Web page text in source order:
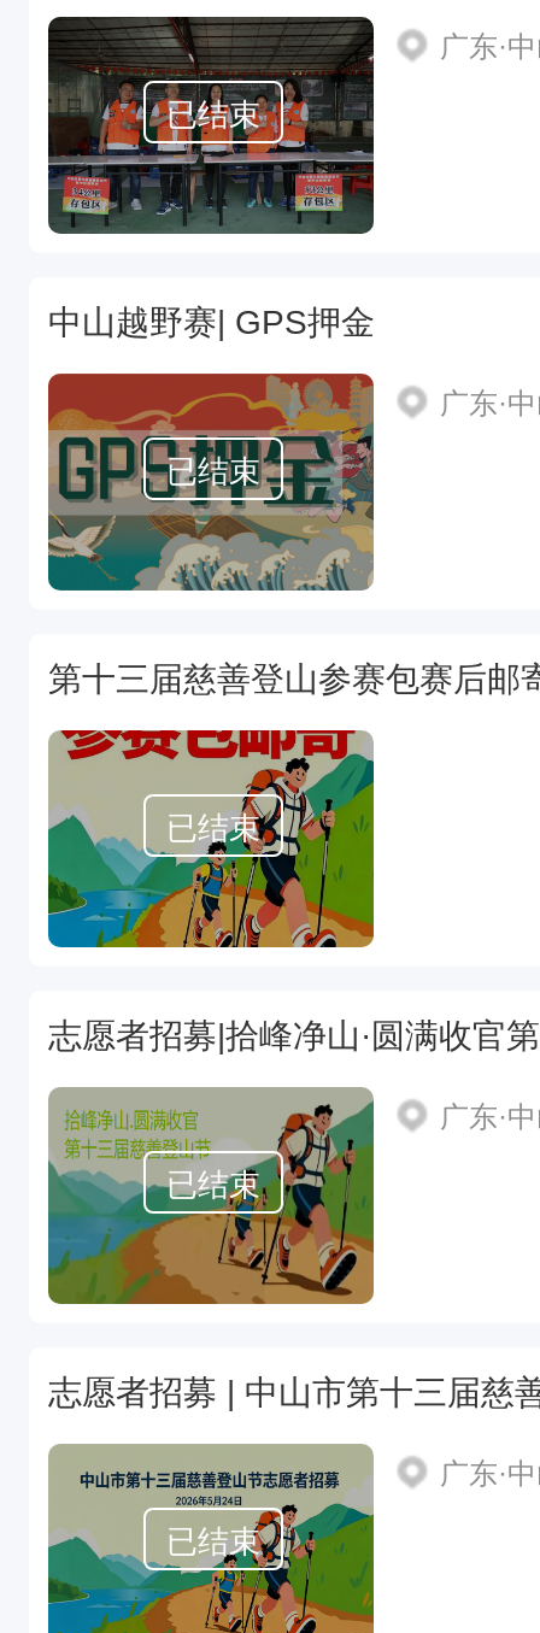
已结束
广东·
中山越野赛| GPS押金
已结束
广东·
第十三届慈善登山参赛包赛后邮
已结束
志愿者招募|拾峰净山·圆满收官
已结束
广东·
志愿者招募 | 中山市第十三届慈
已结束
广东·